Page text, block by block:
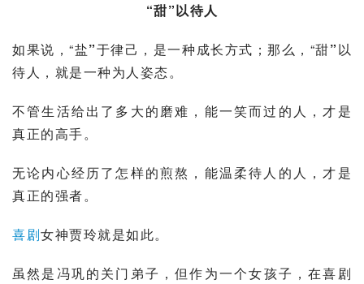
“甜”以待人
如果说，“盐”于律己，是一种成长方式；那么，“甜”以
待人，就是一种为人姿态。
不管生活给出了多大的磨难，能一笑而过的人，才是
真正的高手。
无论内心经历了怎样的煎熬，能温柔待人的人，才是
真正的强者。
喜剧女神贾玲就是如此。
虽然是 冯巩的关门弟子，但作为一个女孩子，在喜剧